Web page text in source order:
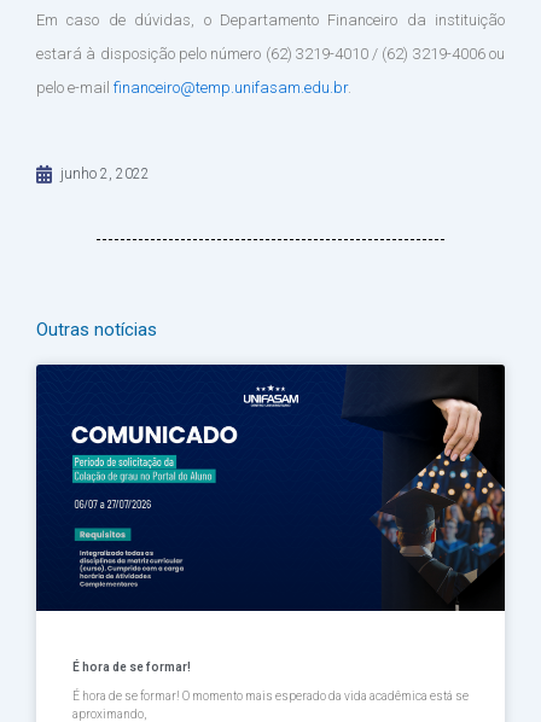
Em caso de dúvidas, o Departamento Financeiro da instituição
estará à disposição pelo número (62) 3219-4010 / (62) 3219-4006 ou
pelo e-mail financeiro@temp.unifasam.edu.br.
junho 2, 2022
Outras notícias
É hora de se formar!
É hora de se formar! O momento mais esperado da vida acadêmica está se
aproximando,
PáginaPágina
PáginaPáginaPágina